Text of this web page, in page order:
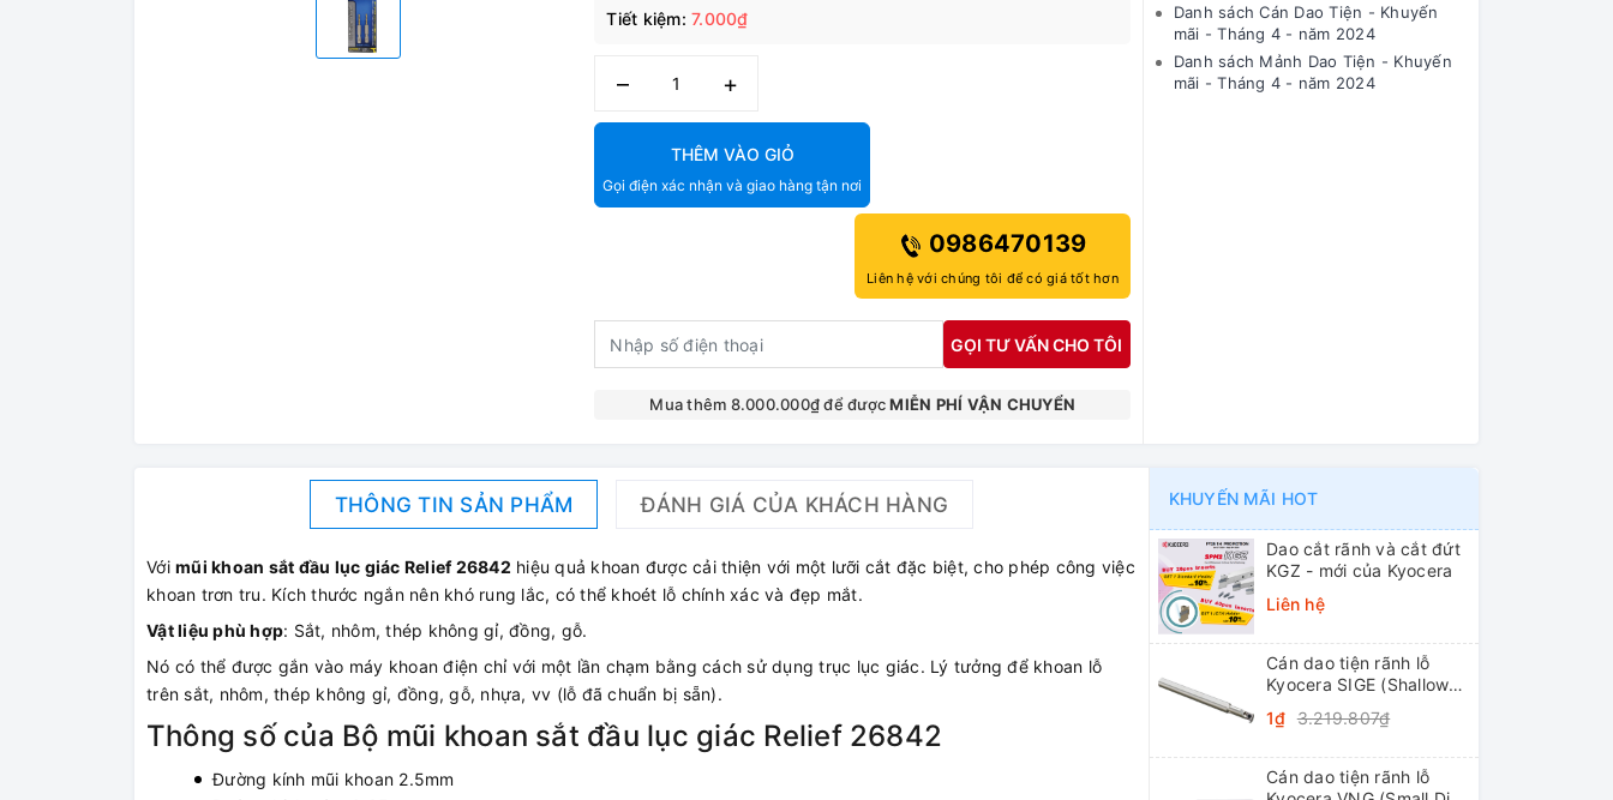
Tiết kiệm:7.000₫
– +
THÊM VÀO GIỎ
Gọi điện xác nhận và giao hàng tận nơi
0986470139
Liên hệ với chúng tôi để có giá tốt hơn
GỌI TƯ VẤN CHO TÔI
Mua thêm 8.000.000₫ để đượcMIỄN PHÍ VẬN CHUYỂN
Danh sách Cán Dao Tiện - Khuyến
mãi - Tháng 4 - năm 2024
Danh sách Mảnh Dao Tiện - Khuyến
mãi - Tháng 4 - năm 2024
THÔNG TIN SẢN PHẨM ĐÁNH GIÁ CỦA KHÁCH HÀNG
Với mũi khoan sắt đầu lục giác Relief 26842 hiệu quả khoan được cải thiện với một lưỡi cắt đặc biệt, cho phép công việc
khoan trơn tru. Kích thước ngắn nên khó rung lắc, có thể khoét lỗ chính xác và đẹp mắt.
Vật liệu phù hợp: Sắt, nhôm, thép không gỉ, đồng, gỗ.
Nó có thể được gắn vào máy khoan điện chỉ với một lần chạm bằng cách sử dụng trục lục giác. Lý tưởng để khoan lỗ
trên sắt, nhôm, thép không gỉ, đồng, gỗ, nhựa, vv (lỗ đã chuẩn bị sẵn).
Thông số của Bộ mũi khoan sắt đầu lục giác Relief 26842
Đường kính mũi khoan 2.5mm
KHUYẾN MÃI HOT
Dao cắt rãnh và cắt đứt
KGZ - mới của Kyocera
Liên hệ
Cán dao tiện rãnh lỗ
Kyocera SIGE (Shallow
1₫ 3.219.807₫
Cán dao tiện rãnh lỗ